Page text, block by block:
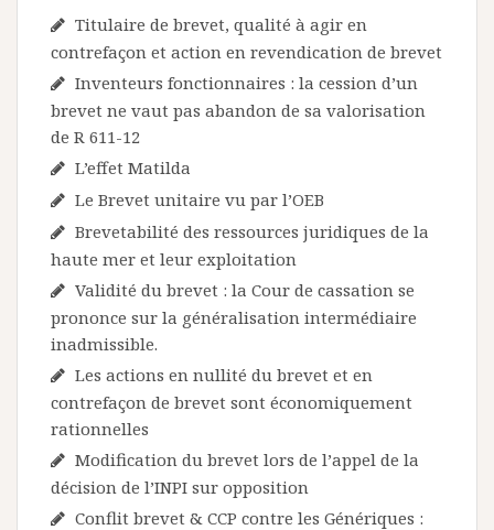
Titulaire de brevet, qualité à agir en
contrefaçon et action en revendication de brevet
Inventeurs fonctionnaires : la cession d’un
brevet ne vaut pas abandon de sa valorisation
de R 611-12
L’effet Matilda
Le Brevet unitaire vu par l’OEB
Brevetabilité des ressources juridiques de la
haute mer et leur exploitation
Validité du brevet : la Cour de cassation se
prononce sur la généralisation intermédiaire
inadmissible.
Les actions en nullité du brevet et en
contrefaçon de brevet sont économiquement
rationnelles
Modification du brevet lors de l’appel de la
décision de l’INPI sur opposition
Conflit brevet & CCP contre les Génériques :